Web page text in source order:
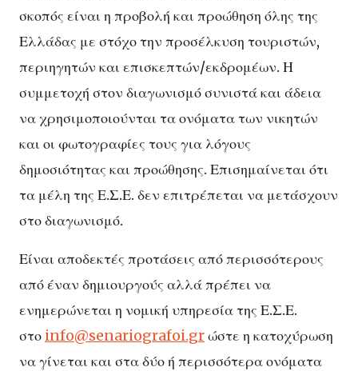
σκοπός είναι η προβολή και προώθηση όλης της
Ελλάδας με στόχο την προσέλκυση τουριστών,
περιηγητών και επισκεπτών/εκδρομέων. Η
συμμετοχή στον διαγωνισμό συνιστά και άδεια
να χρησιμοποιούνται τα ονόματα των νικητών
και οι φωτογραφίες τους για λόγους
δημοσιότητας και προώθησης. Επισημαίνεται ότι
τα μέλη της Ε.Σ.Ε. δεν επιτρέπεται να μετάσχουν
στο διαγωνισμό.
Είναι αποδεκτές προτάσεις από περισσότερους
από έναν δημιουργούς αλλά πρέπει να
ενημερώνεται η νομική υπηρεσία της Ε.Σ.Ε.
στο info@senariografoi.grώστε η κατοχύρωση
να γίνεται και στα δύο ή περισσότερα ονόματα